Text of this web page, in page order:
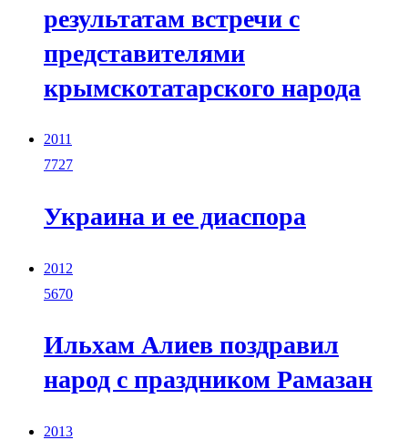
результатам встречи с
представителями
крымскотатарского народа
2011
7727
Украина и ее диаспора
2012
5670
Ильхам Алиев поздравил
народ с праздником Рамазан
2013